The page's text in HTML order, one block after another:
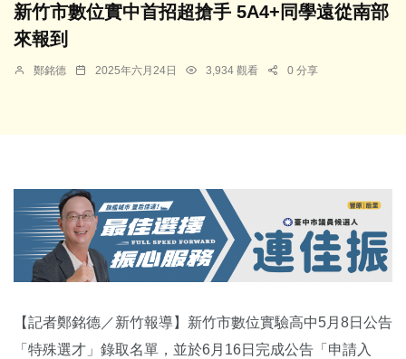
新竹市數位實中首招超搶手 5A4+同學遠從南部
來報到
鄭銘德 2025年六月24日 3,934 觀看 0 分享
【記者鄭銘德／新竹報導】新竹市數位實驗高中5月8日公告
「特殊選才」錄取名單，並於6月16日完成公告「申請入